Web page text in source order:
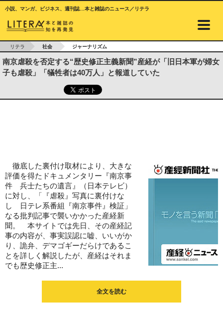
小説、マンガ、ビジネス、週刊誌…本と雑誌のニュース／リテラ
リテラ 社会 ジャーナリズム
南京虐殺を否定する“歴史修正主義新聞”産経が「旧日本軍が婦女
子も虐殺」「犠牲者は40万人」と報道していた
徹底した裏付け取材により、大きな
評価を得たドキュメンタリー『南京事
件 兵士たちの遺言』（日本テレビ）
に対し、「『虐殺』写真に裏付けな
し 日テレ系番組『南京事件』検証」
なる批判記事で襲いかかった産経新
聞。 本サイトでは先日、その産経記
事の内容が、事実誤認に嘘、いいがか
り、詭弁、デマゴギーだらけであるこ
とを詳しく解説したが、産経はそれま
でも歴史修正主...
全文を読む